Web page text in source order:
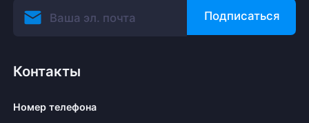
Подписаться
Контакты
Номер телефона